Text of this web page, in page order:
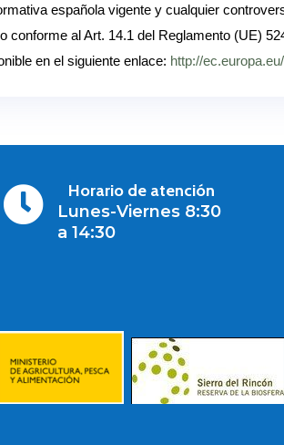
española vigente y cualquier
al Art. 14.1 del Reglamento (UE)
en el siguiente enlace: http://

Horario de atención
Lunes-Viernes 8:30
a 14:30